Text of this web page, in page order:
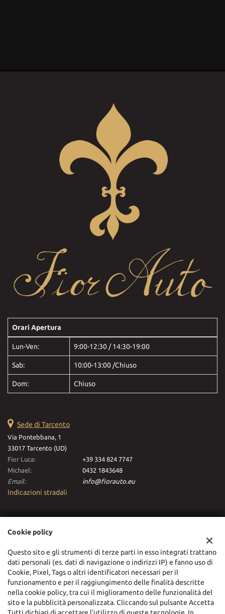
Orari Apertura
Lun-Ven: 9:00-12:30 / 14:30-19:00
Sab: 10:00-13:00 /Chiuso
Dom: Chiuso
Sede di Tarcento
Via Pontebbana, 1
33017 Tarcento (UD)
Fior Luca:
+39 334 824 7747
Michael:
0432 1843648
Email:
info@fiorauto.eu
Indicazioni stradali
Dati fiscali:
Via Pontebbana, 1, Tarcento (UD)
C.F/P.IVA:03116630306
Registro delle imprese:UD
Cookie policy
Questo sito e gli strumenti di terze parti in esso integrati trattano
dati personali (es. dati di navigazione o indirizzi IP) e fanno uso di
Cookie, Pixel, Tags o altri identificatori necessari per il
funzionamento e per il raggiungimento delle finalità descritte
nella cookie policy, tra cui il miglioramento delle funzionalità del
sito e la pubblicità personalizzata. Cliccando sul pulsante Accetta